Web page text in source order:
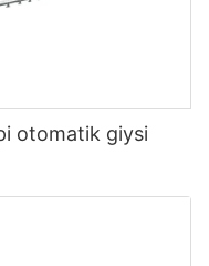
otomatik giysi